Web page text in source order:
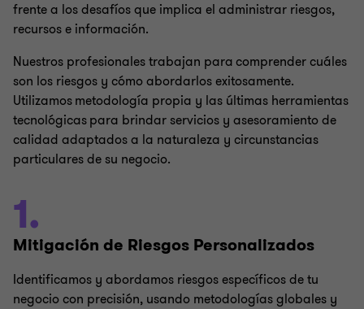
frente a los desafíos que implica el administrar riesgos,
recursos e información.
Nuestros profesionales trabajan para comprender cuáles
son los riesgos y cómo abordarlos exitosamente.
Utilizamos metodología propia y las últimas herramientas
tecnológicas para brindar servicios y asesoramiento de
calidad adaptados a la naturaleza y circunstancias
particulares de su negocio.
1.
Mitigación de Riesgos Personalizados
Identificamos y abordamos riesgos específicos de tu
negocio con precisión, usando metodologías globales y